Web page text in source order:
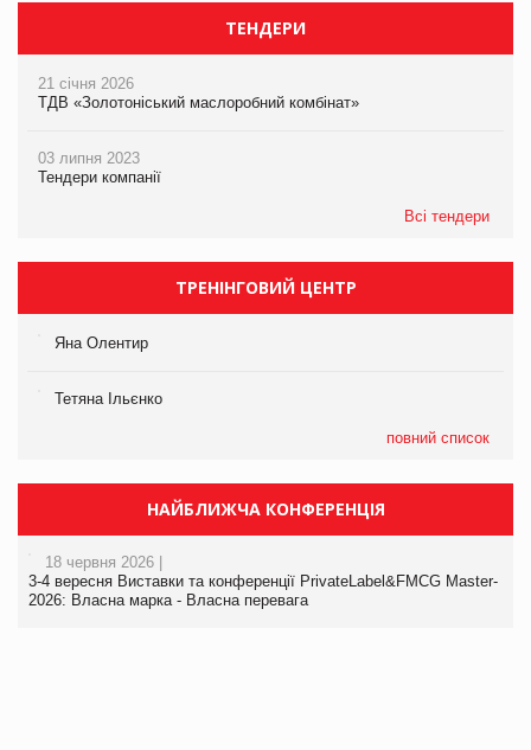
ТЕНДЕРИ
21 січня 2026
ТДВ «Золотоніський маслоробний комбінат»
03 липня 2023
Тендери компанії
Всі тендери
ТРЕНІНГОВИЙ ЦЕНТР
Яна Олентир
Тетяна Ільєнко
повний список
НАЙБЛИЖЧА КОНФЕРЕНЦІЯ
18 червня 2026 |
3-4 вересня Виставки та конференції PrivateLabel&FMCG Master-
2026: Власна марка - Власна перевага